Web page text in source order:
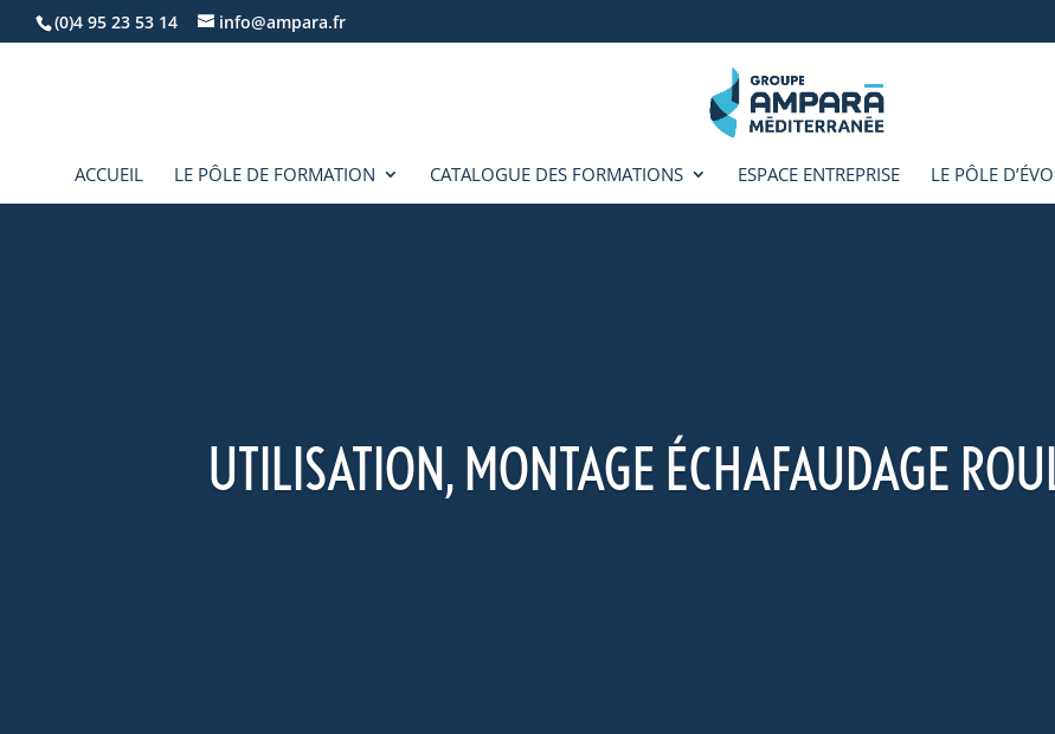
(0)4 95 23 53 14 info@ampara.fr
ACCUEIL LE PÔLE DE FORMATION CATALOGUE DES FORMATIONS ESPACE ENTREPRISE LE PÔLE
UTILISATION, MONTAGE ÉCHAFAUDAGE